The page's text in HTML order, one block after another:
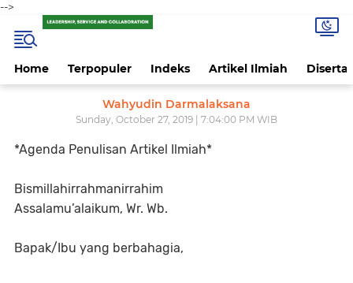
-->
Home Terpopuler Indeks Artikel Ilmiah
Wahyudin Darmalaksana
Sunday, October 27, 2019 | 7:04:00 PM WIB
*Agenda Penulisan Artikel Ilmiah*
Bismillahirrahmanirrahim
Assalamu’alaikum, Wr. Wb.
Bapak/Ibu yang berbahagia,